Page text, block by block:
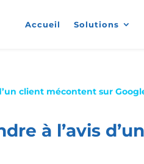
Accueil Solutions
à l’avis